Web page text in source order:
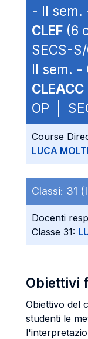
- II
CLEF (6
SECS-
II sem.
CLEACC
OP |
Course
LUCA
Classi: 31
Docenti
Classe 31:
Obiettivi
Obiettivo del
studenti le